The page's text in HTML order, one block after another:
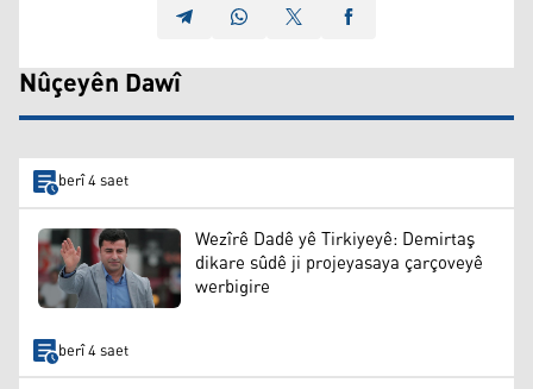
Nûçeyên Dawî
berî 4 saet
Wezîrê Dadê yê Tirkiyeyê: Demirtaş
dikare sûdê ji projeyasaya çarçoveyê
werbigire
berî 4 saet